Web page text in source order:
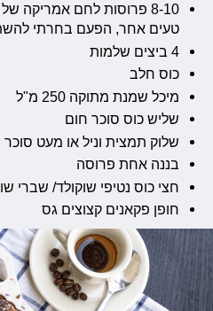
8-10 פרוסות לחם
טעים אחר, הפעם בחרתי
4 ביצים שלמות
כוס חלב
מיכל שמנת מתוקה 250 מ"ל
שליש כוס סוכר חום
שלוק תמצית וניל או מעט סוכר
בננה אחת פרוסה
חצי כוס נטיפי שוקולד/ שברי
חופן פקאנים קצוצים גס